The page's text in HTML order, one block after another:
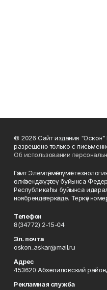
© 2026 Сайт издания "Оскон"
разрешено только с
Об использовании
Гәзит Элемтә, мәғлүмәт
өлкәһендә күҙәтеү буйынса
Республикаһы буйынса
ноябрендә теркәлде. Теркәү
Телефон
8(34772) 2-15-04
Эл. почта
oskon_askar@mail.ru
Адрес
453620 Абзелиловский
Рекламная служба